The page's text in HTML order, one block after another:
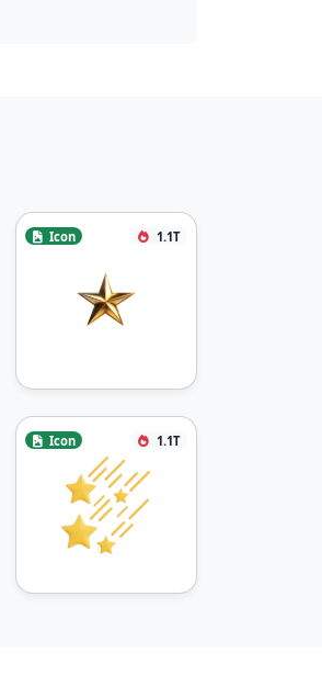
Icon 1.1T
Icon 1.1T